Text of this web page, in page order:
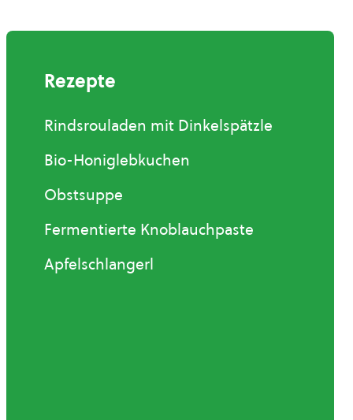
Rezepte
Rindsrouladen mit Dinkelspätzle
Bio-Honiglebkuchen
Obstsuppe
Fermentierte Knoblauchpaste
Apfelschlangerl